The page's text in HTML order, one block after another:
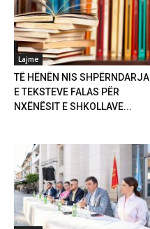
Lajme
TË HËNËN NIS SHPËRNDARJA
E TEKSTEVE FALAS PËR
NXËNËSIT E SHKOLLAVE...